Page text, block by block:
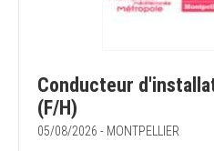
Conducteur
(F/H)
05/08/2026 - MONTPELLIER